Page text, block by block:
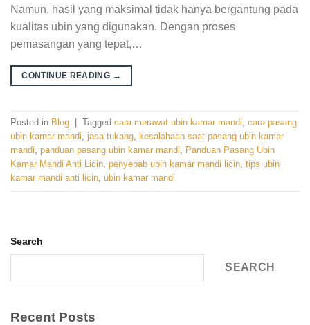
Namun, hasil yang maksimal tidak hanya bergantung pada
kualitas ubin yang digunakan. Dengan proses
pemasangan yang tepat,…
CONTINUE READING →
Posted in Blog Tagged cara merawat ubin kamar mandi, cara pasang
ubin kamar mandi, jasa tukang, kesalahaan saat pasang ubin kamar
mandi, panduan pasang ubin kamar mandi, Panduan Pasang Ubin
Kamar Mandi Anti Licin, penyebab ubin kamar mandi licin, tips ubin
kamar mandi anti licin, ubin kamar mandi
Search
SEARCH
Recent Posts